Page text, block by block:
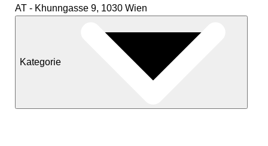
AT - Khunngasse 9, 1030 Wien
Kategorie